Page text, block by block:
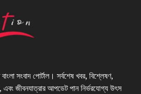
সংবাদ পোর্টাল। সর্বশেষ খবর, বিশ্লেষণ,
এবং জীবনযাত্রার আপডেট পান নির্ভরযোগ্য উৎস